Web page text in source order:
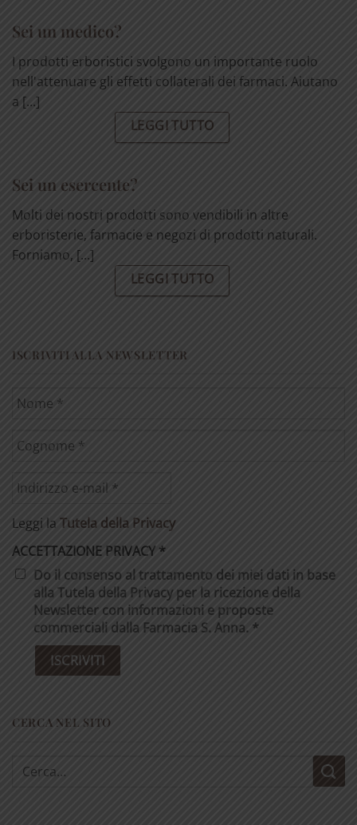
Sei un medico?
I prodotti erboristici svolgono un importante ruolo
nell'attenuare gli effetti collaterali dei farmaci. Aiutano
a [...]
LEGGI TUTTO
Sei un esercente?
Molti dei nostri prodotti sono vendibili in altre
erboristerie, farmacie e negozi di prodotti naturali.
Forniamo, [...]
LEGGI TUTTO
ISCRIVITI ALLA NEWSLETTER
Leggi la Tutela della Privacy
ACCETTAZIONE PRIVACY *
Do il consenso al trattamento dei miei dati in base
alla Tutela della Privacy per la ricezione della
Newsletter con informazioni e proposte
commerciali dalla Farmacia S. Anna. *
CERCA NEL SITO
Cerca: